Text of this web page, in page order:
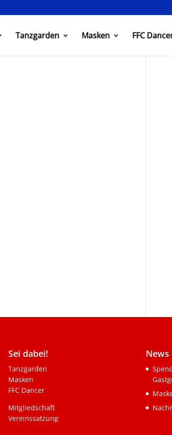
Tanzgarden Masken FFC
Sei dabei!
Tanzgarden
Masken
FFC Dancer
Mitgliedschaft
Vereinssatzung
News